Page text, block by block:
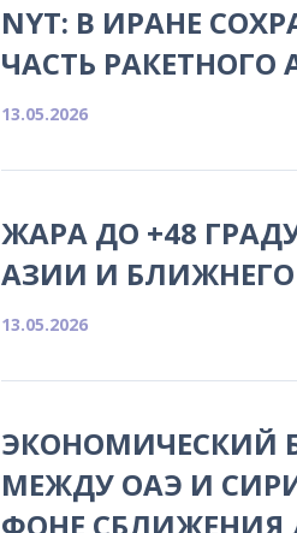
NYT: В ИРАНЕ
ЧАСТЬ РАКЕТНОГО
13.05.2026
ЖАРА ДО +48
АЗИИ И
13.05.2026
ЭКОНОМИЧЕСКИЙ
МЕЖДУ ОАЭ И
ФОНЕ СБЛИЖЕНИЯ